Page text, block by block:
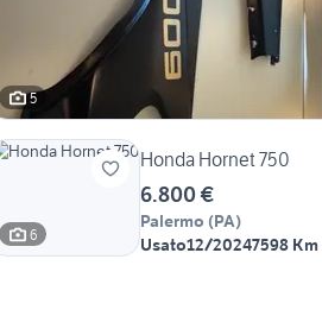
5
6
Honda Hornet 750
6.800 €
Palermo (PA)
Usato12/20247598 Km